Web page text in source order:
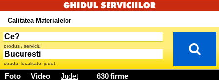
Calitatea Materialelor
produs / serviciu
strada, localitate, judet
Foto Video Judet 630 firme